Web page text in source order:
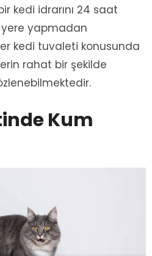
kedi idrarını 24 saat
yapmadan
kedi tuvaleti konusunda
rahat bir şekilde
Kum